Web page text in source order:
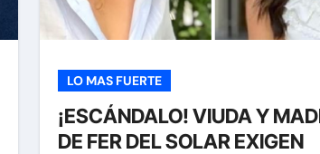
LO MAS FUERTE
¡ESCÁNDALO! VIUDA Y
DE FER DEL SOLAR EXIGEN